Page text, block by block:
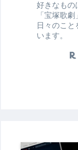
好きなもの
「宝塚歌
日々のこと
います。